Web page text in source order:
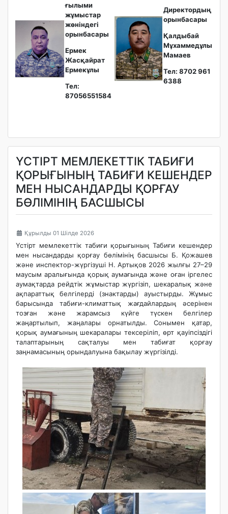
ғылыми
жұмыстар
жөніндегі
орынбасары
Ермек
Жасқайрат
Ермекұлы
Тел:
87056551584
Директордың
орынбасары
Қалдыбай
Мұхаммедұлы
Мамаев
Тел: 8702 961
6388
ҮСТІРТ МЕМЛЕКЕТТІК ТАБИҒИ
ҚОРЫҒЫНЫҢ ТАБИҒИ КЕШЕНДЕР
МЕН НЫСАНДАРДЫ ҚОРҒАУ
БӨЛІМІНІҢ БАСШЫСЫ
Құрылды 01 Шілде 2026
Үстірт мемлекеттік табиғи қорығының Табиғи кешендер
мен нысандарды қорғау бөлімінің басшысы Б. Қожашев
және инспектор-жүргізуші Н. Артықов 2026 жылғы 27–29
маусым аралығында қорық аумағында және оған іргелес
аумақтарда рейдтік жұмыстар жүргізіп, шекаралық және
ақпараттық белгілерді (знактарды) ауыстырды. Жұмыс
барысында табиғи-климаттық жағдайлардың әсерінен
тозған және жарамсыз күйге түскен белгілер
жаңартылып, жаңалары орнатылды. Сонымен қатар,
қорық аумағының шекаралары тексеріліп, өрт қауіпсіздігі
талаптарының сақталуы мен табиғат қорғау
заңнамасының орындалуына бақылау жүргізілді.